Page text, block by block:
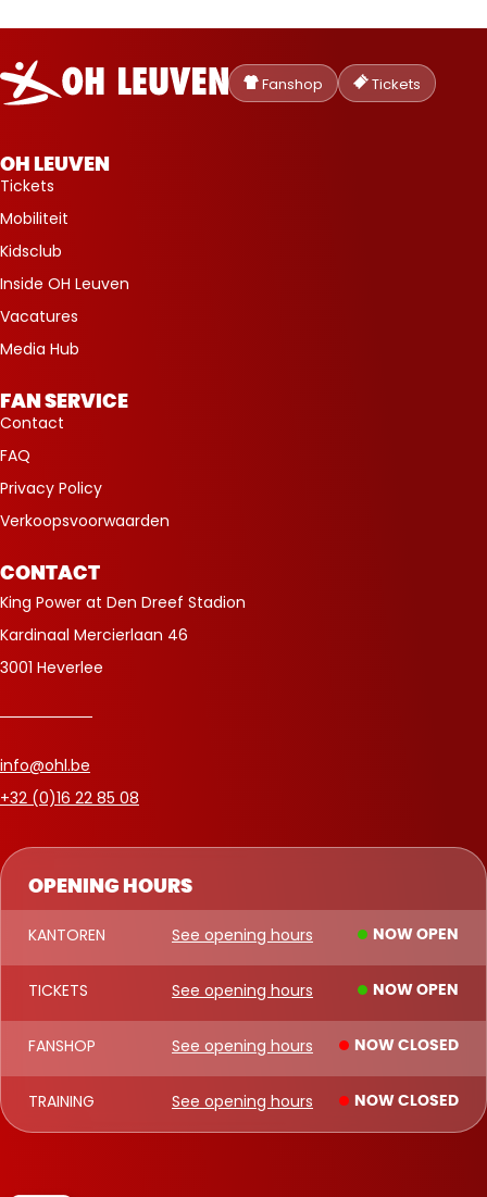
Oud-
Heverlee
Leuven
Fanshop Tickets
OPENING HOURS
KANTOREN See opening hours NOW OPEN
TICKETS See opening hours NOW OPEN
FANSHOP See opening hours NOW CLOSED
TRAINING See opening hours NOW CLOSED
OH LEUVEN
Tickets
Mobiliteit
Kidsclub
Inside OH Leuven
Vacatures
Media Hub
FAN SERVICE
Contact
FAQ
Privacy Policy
Verkoopsvoorwaarden
CONTACT
King Power at Den Dreef Stadion
Kardinaal Mercierlaan 46
3001 Heverlee
info@ohl.be
+32 (0)16 22 85 08